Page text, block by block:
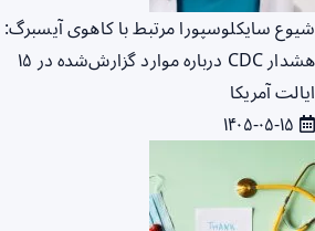
شیوع سایکلوسپورا مرتبط با کاهوی آیسبرگ:
هشدار CDC درباره موارد گزارش‌شده در ۱۵
ایالت آمریکا